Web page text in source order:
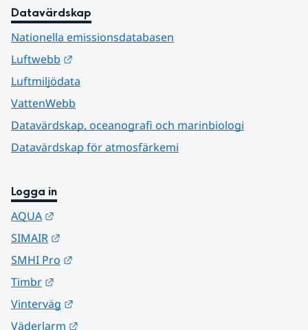
Datavärdskap
Nationella emissionsdatabasen
Luftwebb
Luftmiljödata
VattenWebb
Datavärdskap, oceanografi och marinbiologi
Datavärdskap för atmosfärkemi
Logga in
AQUA
SIMAIR
SMHI Pro
Timbr
Vinterväg
Väderlarm